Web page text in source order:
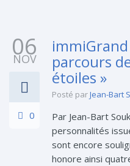
06
NOV
0
parcours
étoiles »
Posté parJean-Bart
Par Jean-Bart
personnalités
sont encore
honore ainsi